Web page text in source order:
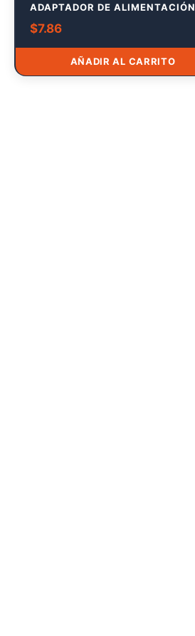
ADAPTADOR DE ALIMENTACIÓN
$7.86
AÑADIR AL CARRITO